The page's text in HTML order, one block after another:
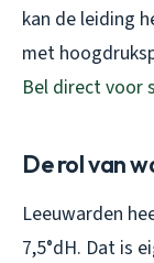
kan de leiding
met
Bel direct voor
De rol van
Leeuwarden
7,5°dH. Dat is